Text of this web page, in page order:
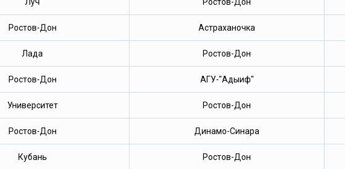
Ростов-Дон Астраханочка
Лада Ростов-Дон
Ростов-Дон АГУ-"Адыиф"
Университет Ростов-Дон
Ростов-Дон Динамо-Синара
Кубань Ростов-Дон